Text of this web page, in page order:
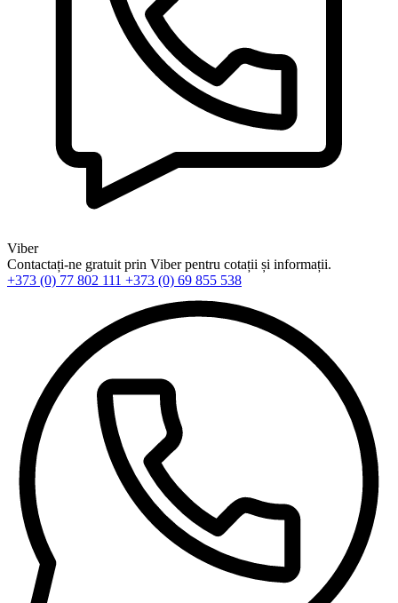
Viber
Contactați-ne gratuit prin Viber pentru cotații și informații.
+373 (0) 77 802 111 +373 (0) 69 855 538